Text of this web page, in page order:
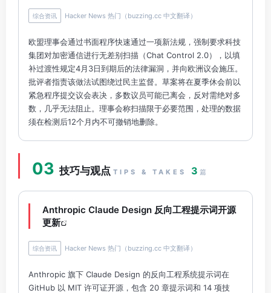
综合资讯 Hacker News 热门（buzzing.cc 中文翻译）
欧盟理事会通过书面程序快速通过一项新法规，强制要求科技
集团对加密通信进行无差别扫描（Chat Control 2.0），以填
补过渡性规定4月3日到期后的法律漏洞，并向欧洲议会施压。
批评者指责该做法试图绕过民主监督。草案将在夏季休会前以
紧急程序提交议会表决，多数议员可能已离会，反对需绝对多
数，几乎无法阻止。理事会称扫描限于必要范围，处理的数据
须在检测后12个月内不可撤销地删除。
03 技巧与观点 TIPS & TAKES 3 篇
Anthropic Claude Design 反向工程提示词开源
更新
综合资讯 Hacker News 热门（buzzing.cc 中文翻译）
Anthropic 旗下 Claude Design 的反向工程系统提示词在
GitHub 以 MIT 许可证开源，包含 20 章提示词和 14 项技